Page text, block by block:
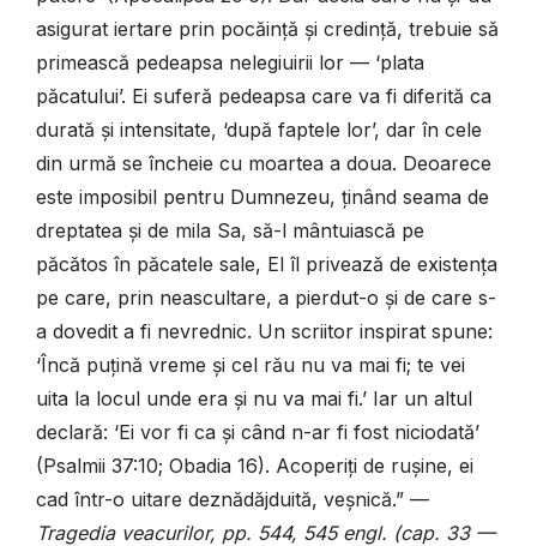
asigurat iertare prin pocăință și credință, trebuie să
primească pedeapsa nelegiuirii lor — ‘plata
păcatului’. Ei suferă pedeapsa care va fi diferită ca
durată și intensitate, ‘după faptele lor’, dar în cele
din urmă se încheie cu moartea a doua. Deoarece
este imposibil pentru Dumnezeu, ținând seama de
dreptatea și de mila Sa, să-l mântuiască pe
păcătos în păcatele sale, El îl privează de existența
pe care, prin neascultare, a pierdut-o și de care s-
a dovedit a fi nevrednic. Un scriitor inspirat spune:
‘Încă puțină vreme și cel rău nu va mai fi; te vei
uita la locul unde era și nu va mai fi.’ Iar un altul
declară: ‘Ei vor fi ca și când n-ar fi fost niciodată’
(Psalmii 37:10; Obadia 16). Acoperiți de rușine, ei
cad într-o uitare deznădăjduită, veșnică.” —
Tragedia veacurilor, pp. 544, 545 engl. (cap. 33 —